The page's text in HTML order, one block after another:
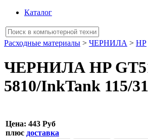
Каталог
Расходные материалы > ЧЕРНИЛА > НР
ЧЕРНИЛА HP
5810/InkTank 115/
Цена: 443 Руб
плюс доставка